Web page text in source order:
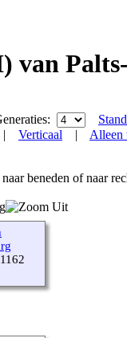
van
| Verticaal | Alleen
beneden of naar